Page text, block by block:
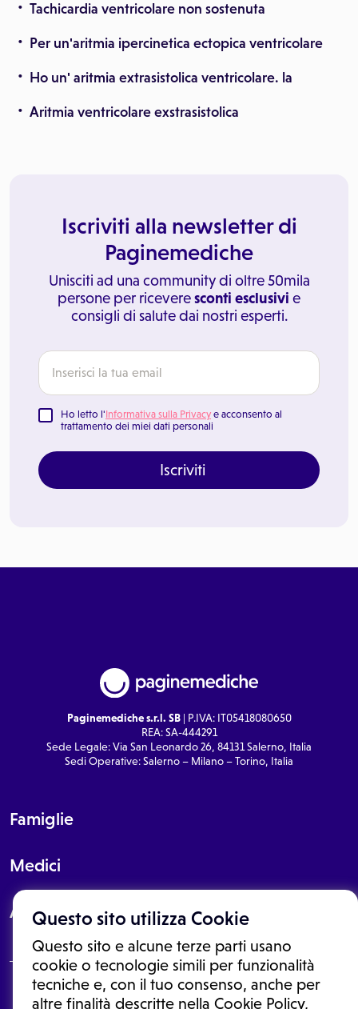
Questo sito utilizza Cookie
Questo sito e alcune terze parti usano
cookie o tecnologie simili per funzionalità
tecniche e, con il tuo consenso, anche per
altre finalità descritte nella Cookie Policy,
Tachicardia ventricolare non sostenuta
Per un'aritmia ipercinetica ectopica ventricolare
Ho un' aritmia extrasistolica ventricolare. la
Aritmia ventricolare exstrasistolica
Iscriviti alla newsletter di
Paginemediche
Unisciti ad una community di oltre 50mila
persone per riceveresconti esclusivi e
consigli di salute dai nostri esperti.
Ho letto l'Informativa sulla Privacy e acconsento al
trattamento dei miei dati personali
Iscriviti
Paginemediche s.r.l. SB| P.IVA: IT05418080650
REA: SA-444291
Sede Legale: Via San Leonardo 26, 84131 Salerno, Italia
Sedi Operative: Salerno – Milano – Torino, Italia
Famiglie
Medici
About
Le informazioni proposte in questo sito non sono un consulto medico.